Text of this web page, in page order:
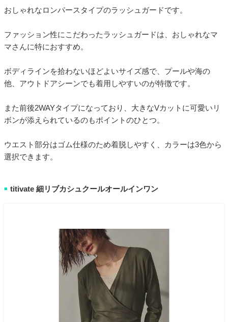
おしゃれなロンパースタイプのラッシュガードです。
ファッション性にこだわったラッシュガードは、おしゃれなマ
マさんに特におすすめ。
ボディラインを拾わないほどよいサイズ感で、プールや海の
他、アウトドアシーンでも着用しやすいのが特徴です。
また前後2WAYタイプになっており、大きなVカットに可愛いリ
ボンが添えられているのもポイントのひとつ。
ウエスト部分はゴム仕様のため着脱しやすく、カラーは3色から
選択できます。
■ titivate 細リブカシュクールオールインワン